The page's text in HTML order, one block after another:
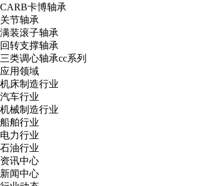
CARB卡博轴承
关节轴承
满装滚子轴承
回转支撑轴承
三类调心轴承cc系列
应用领域
机床制造行业
汽车行业
机械制造行业
船舶行业
电力行业
石油行业
资讯中心
新闻中心